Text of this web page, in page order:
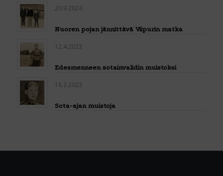
20.9.2024
Nuoren pojan jännittävä Viipurin matka
12.4.2023
Edesmenneen sotainvalidin muistoksi
16.3.2023
Sota-ajan muistoja